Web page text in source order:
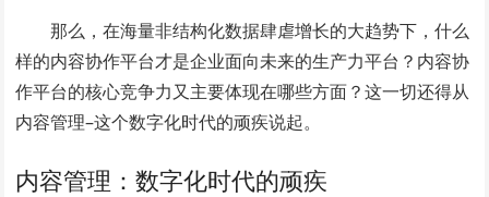
那么，在海量非结构化数据肆虐增长的大趋势下，什么
样的内容协作平台才是企业面向未来的生产力平台？内容协
作平台的核心竞争力又主要体现在哪些方面？这一切还得从
内容管理–这个数字化时代的顽疾说起。
内容管理：数字化时代的顽疾